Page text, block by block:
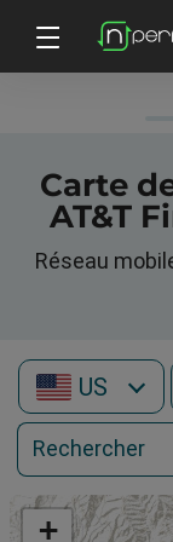
Carte
AT&T
Réseau
US
+